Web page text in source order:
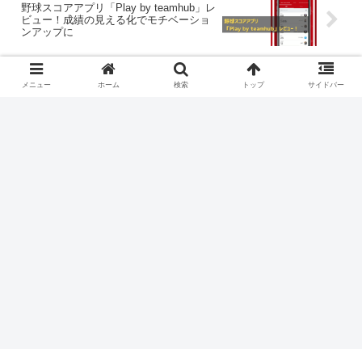
野球スコアアプリ「Play by teamhub」レ
ビュー！成績の見える化でモチベーショ
ンアップに
メニュー ホーム 検索 トップ サイドバー